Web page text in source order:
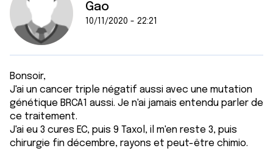
Gao
10/11/2020 - 22:21
Bonsoir,
J'ai un cancer triple négatif aussi avec une mutation
génétique BRCA1 aussi. Je n'ai jamais entendu parler de
ce traitement.
J'ai eu 3 cures EC, puis 9 Taxol, il m'en reste 3, puis
chirurgie fin décembre, rayons et peut-être chimio.